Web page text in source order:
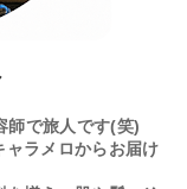
師で旅人です(笑)
ャラメロからお届け